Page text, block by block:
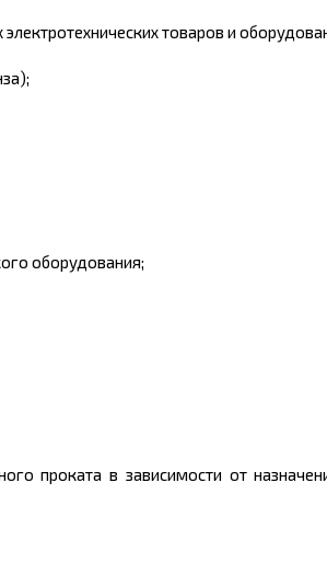
товаров и
оборудования;
проката в зависимости от